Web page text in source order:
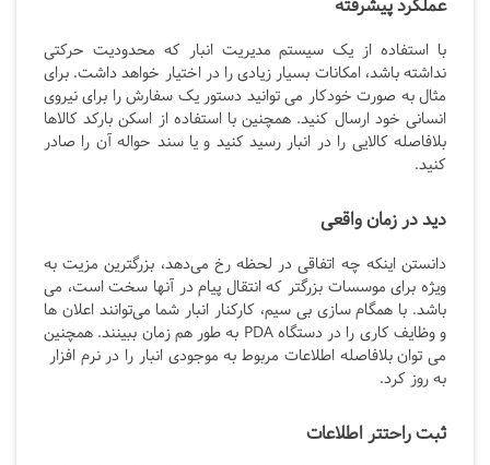
عملکرد پیشرفته
با استفاده از یک سیستم مدیریت انبار که محدودیت حرکتی
نداشته باشد، امکانات بسیار زیادی را در اختیار خواهد داشت. برای
مثال به صورت خودکار می توانید دستور یک سفارش را برای نیروی
انسانی خود ارسال کنید. همچنین با استفاده از اسکن بارکد کالاها
بلافاصله کالایی را در انبار رسید کنید و یا سند حواله آن را صادر
کنید.
دید در زمان واقعی
دانستن اینکه چه اتفاقی در لحظه رخ می‌دهد، بزرگترین مزیت به
ویژه برای موسسات بزرگتر که انتقال پیام در آنها سخت است، می
باشد. با همگام سازی بی سیم، کارکنار انبار شما می‌توانند اعلان ها
و وظایف کاری را در دستگاه PDA
به طور هم زمان ببینند. همچنین
می توان بلافاصله اطلاعات مربوط به موجودی انبار را در نرم افزار
به روز کرد.
ثبت راحتتر اطلاعات